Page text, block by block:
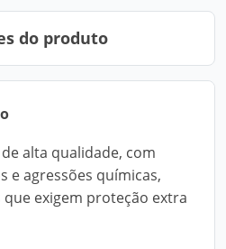
do produto
alta qualidade, com
e agressões químicas,
exigem proteção extra